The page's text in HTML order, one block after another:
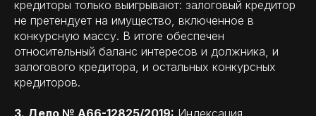
кредиторы только выигрывают: залоговый кредитор
не претендует на имущество, включенное в
конкурсную массу. В итоге обеспечен
относительный баланс интересов и должника, и
залогового кредитора, и остальных конкурсных
кредиторов.
3. Дело № А66-12825/2019: Индексация